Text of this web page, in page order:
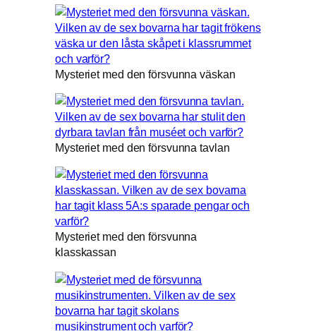
Mysteriet med den försvunna väskan
Mysteriet med den försvunna tavlan
Mysteriet med den försvunna
klasskassan